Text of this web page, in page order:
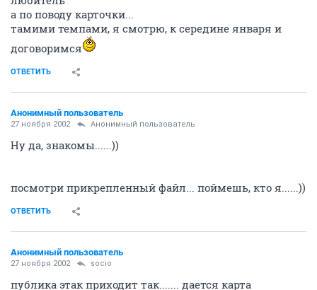
а по поводу карточки...
тамими темпами, я смотрю, к середине января и
договоримся
ОТВЕТИТЬ
Анонимный пользователь
27 ноября 2002 Анонимный пользователь
Ну да, знакомы......))
посмотри прикрепленный файл... поймешь, кто я......))
ОТВЕТИТЬ
Анонимный пользователь
27 ноября 2002 socio
публика этак приходит так....... дается карта